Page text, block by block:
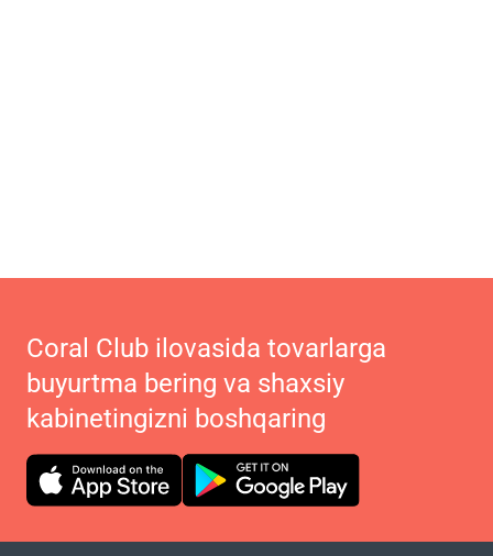
Coral Club ilovasida tovarlarga
buyurtma bering va shaxsiy
kabinetingizni boshqaring